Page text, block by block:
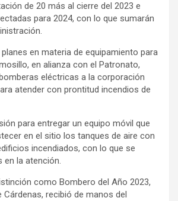
de 20 más al cierre del 2023 e
para 2024, con lo que sumarán
en materia de equipamiento para
en alianza con el Patronato,
eléctricas a la corporación
atender con prontitud incendios de
para entregar un equipo móvil que
en el sitio los tanques de aire con
incendiados, con lo que se
en la atención.
como Bombero del Año 2023,
Cárdenas, recibió de manos del